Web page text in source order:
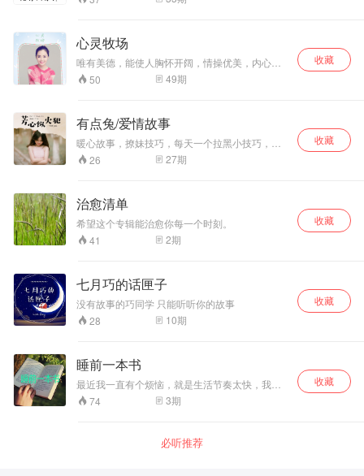
晚”，唤醒您身体的每一份触动。（wechat：陪你
心灵牧场
唯有美德，能使人胸怀开阔，情操优美，内心平
衡，灵魂愉悦。 微信公号：鹿鸣悠悠 主播：鹿小
姐
50 49期
收藏
有点兔/爱情故事
暖心故事，撩妹技巧，每天一个拉黑小技巧，教
你如何在女生的芳心纵火。
26 27期
收藏
治愈清单
希望这个专辑能治愈你每一个时刻。
41
2期
收藏
七月巧的话匣子
没有故事的巧同学 只能听听你的故事
28
10期
收藏
睡前一本书
最近我一直有个烦恼，就是生活节奏太快，我都
没有太多的时间看书。每每要买书的时候，又苦
于不知如何选择。 所以，我们和36氪合作，录制
好故事带给亲爱的你。
74 3期
收藏
必听推荐